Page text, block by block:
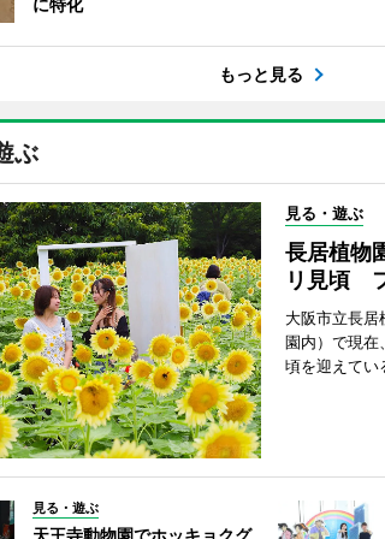
に特化
もっと見る
ぶ
見る・遊ぶ
長居植物
リ見頃
大阪市立長居
園内）で現在
頃を迎えてい
見る・遊ぶ
天王寺動物園でホッキョクグ